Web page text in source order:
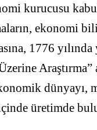
kurucusu
ekonomi
1776 yılında
Araştırma”
dünyayı,
üretimde